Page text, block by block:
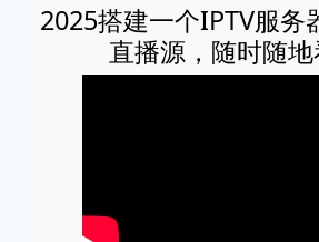
2025搭建一个IPTV服务
直播源，随时随